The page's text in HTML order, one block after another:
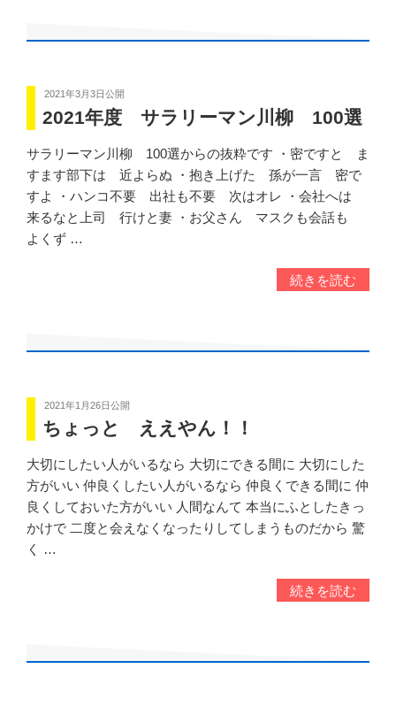
2021年3月3日公開
2021年度 サラリーマン川柳 100選
サラリーマン川柳 100選からの抜粋です ・密ですと ま
すます部下は 近よらぬ ・抱き上げた 孫が一言 密で
すよ ・ハンコ不要 出社も不要 次はオレ ・会社へは
来るなと上司 行けと妻 ・お父さん マスクも会話も
よくず …
続きを読む
2021年1月26日公開
ちょっと ええやん！！
大切にしたい人がいるなら 大切にできる間に 大切にした
方がいい 仲良くしたい人がいるなら 仲良くできる間に 仲
良くしておいた方がいい 人間なんて 本当にふとしたきっ
かけで 二度と会えなくなったりしてしまうものだから 驚
く …
続きを読む